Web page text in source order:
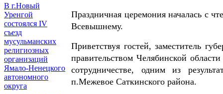
В г.Новый
Уренгой
состоялся IV
съезд
мусульманских
религиозных
организаций
Ямало-Ненецкого
автономного
округа
Праздничная церемония началась с
Всевышнему.
Приветствуя гостей, заместитель
правительством Челябинской
сотрудничестве, одним из
п.Межевое Саткинского района.